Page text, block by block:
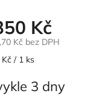
Kč
Kč bez DPH
/ 1 ks
3 dny